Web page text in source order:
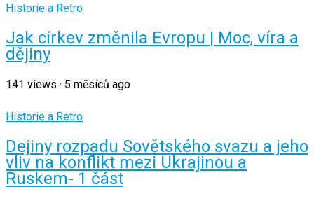
Historie a Retro
Jak církev změnila Evropu | Moc, víra a
dějiny
141 views · 5 měsíců ago
Historie a Retro
Dejiny rozpadu Sovětského svazu a jeho
vliv na konflikt mezi Ukrajinou a
Ruskem- 1 část